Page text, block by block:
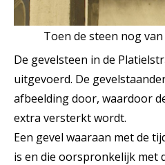
Toen de steen nog
De gevelsteen in de
uitgevoerd. De
afbeelding door, waardoor
extra versterkt wordt.
Een gevel waaraan met de
is en die oorspronkelijk met